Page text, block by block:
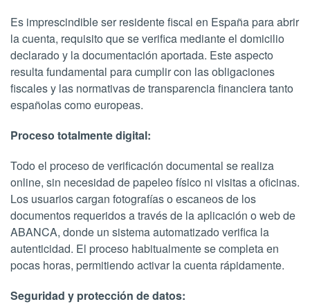
Es imprescindible ser residente fiscal en España para abrir
la cuenta, requisito que se verifica mediante el domicilio
declarado y la documentación aportada. Este aspecto
resulta fundamental para cumplir con las obligaciones
fiscales y las normativas de transparencia financiera tanto
españolas como europeas.
Proceso totalmente digital:
Todo el proceso de verificación documental se realiza
online, sin necesidad de papeleo físico ni visitas a oficinas.
Los usuarios cargan fotografías o escaneos de los
documentos requeridos a través de la aplicación o web de
ABANCA, donde un sistema automatizado verifica la
autenticidad. El proceso habitualmente se completa en
pocas horas, permitiendo activar la cuenta rápidamente.
Seguridad y protección de datos: